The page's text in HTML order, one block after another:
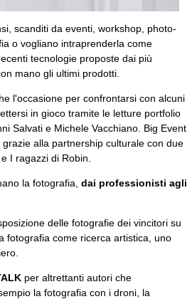
scanditi da eventi, workshop, photo-
o vogliano intraprenderla come
tecnologie proposte dai più
mano gli ultimi prodotti.
l'occasione per confrontarsi con alcuni
in gioco tramite le letture portfolio
Salvati e Michele Vacchiano. Big Event
alla partnership culturale con due
I ragazzi di Robin.
la fotografia, dai professionisti agli
delle fotografie dei vincitori su
fotografia come ricerca artistica, uno
per altrettanti autori che
la fotografia con i droni, la